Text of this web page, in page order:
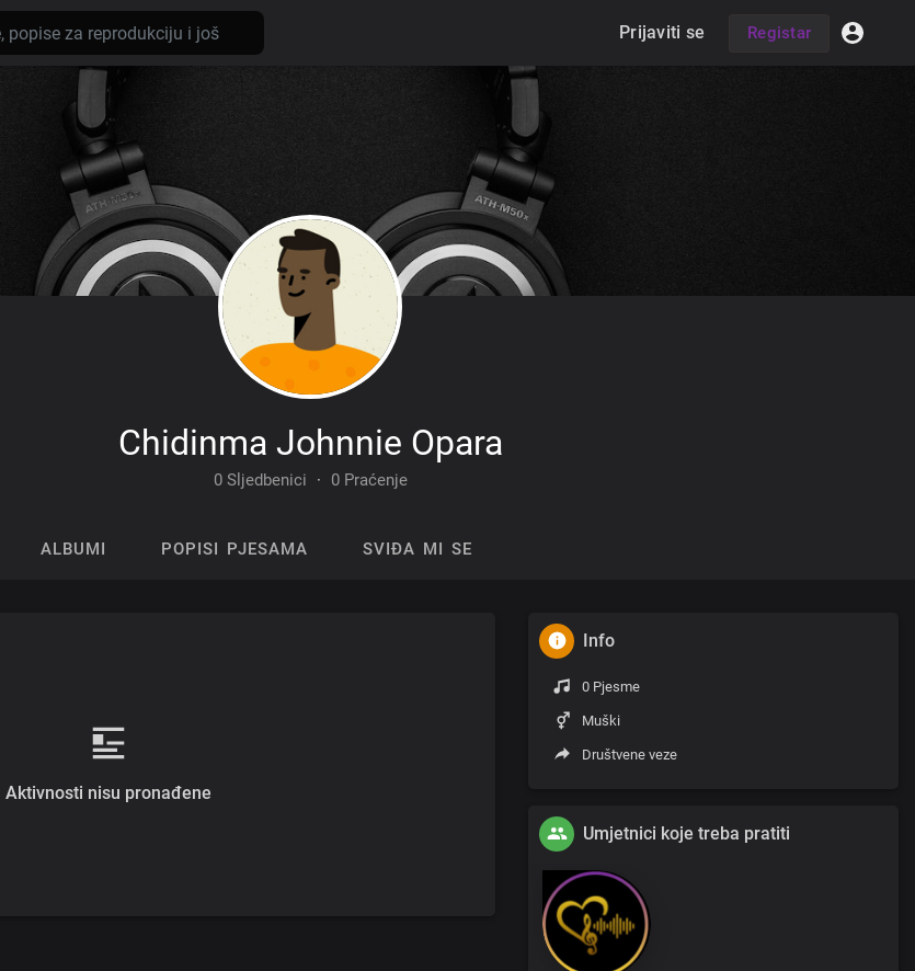
Prijaviti se Registar
Chidinma Johnnie Opara
0 Sljedbenici · 0 Praćenje
ALBUMI POPISI PJESAMA SVIĐA MI SE
Aktivnosti nisu pronađene
Info
0 Pjesme
Muški
Društvene veze
Umjetnici koje treba pratiti